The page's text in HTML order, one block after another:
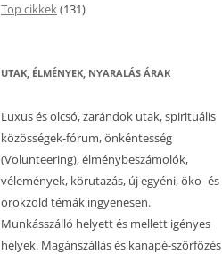
Top cikkek(131)
UTAK, ÉLMÉNYEK, NYARALÁS ÁRAK
Luxus és olcsó, zarándok utak, spirituális
közösségek-fórum, önkéntesség
(Volunteering), élménybeszámolók,
vélemények, körutazás, új egyéni, öko- és
örökzöld témák ingyenesen.
Munkásszálló helyett és mellett igényes
helyek. Magánszállás és kanapé-szörfözés